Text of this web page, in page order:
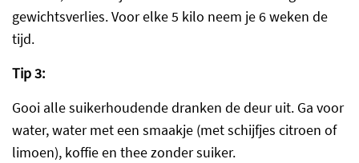
gewichtsverlies. Voor elke 5 kilo neem je 6 weken de
tijd.
Tip 3:
Gooi alle suikerhoudende dranken de deur uit. Ga voor
water, water met een smaakje (met schijfjes citroen of
limoen), koffie en thee zonder suiker.